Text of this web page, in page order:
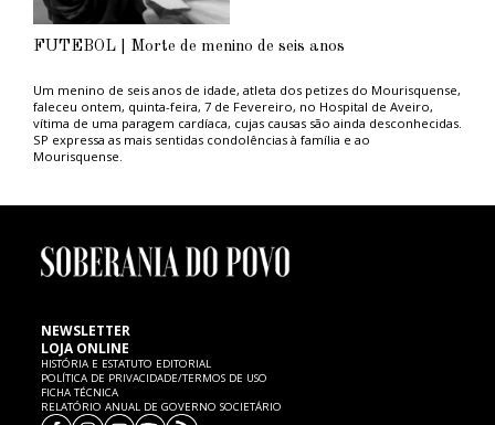
FUTEBOL | Morte de menino de seis anos
Um menino de seis anos de idade, atleta dos petizes do Mourisquense,
faleceu ontem, quinta-feira, 7 de Fevereiro, no Hospital de Aveiro,
vítima de uma paragem cardíaca, cujas causas são ainda desconhecidas.
SP expressa as mais sentidas condolências à família e ao
Mourisquense.
NEWSLETTER
LOJA ONLINE
HISTÓRIA E ESTATUTO EDITORIAL
POLÍTICA DE PRIVACIDADE/TERMOS DE USO
FICHA TÉCNICA
RELATÓRIO ANUAL DE GOVERNO SOCIETÁRIO